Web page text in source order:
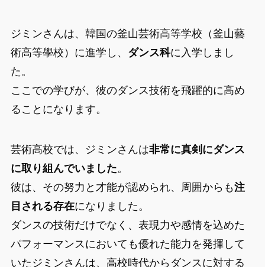
ジミンさんは、韓国の釜山芸術高等学校（釜山藝
術高等學校）に進学し、 ダンス科に入学しまし
た。
ここでの学びが、彼のダンス技術を飛躍的に高め
ることになります。
芸術高校では、ジミンさんは非常に真剣にダンス
に取り組んでいました。
彼は、その努力と才能が認められ、周囲からも注
目される存在になりました。
ダンスの技術だけでなく、表現力や感情を込めた
パフォーマンスにおいても優れた能力を発揮して
いたジミンさんは、高校時代からダンスに対する